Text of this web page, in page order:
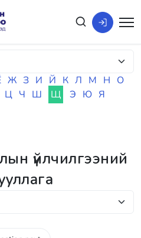
Ж З И Й К Л М Н О
Ц Ч Ш Щ Э Ю Я
үйлчилгээний